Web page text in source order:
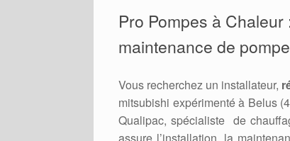
Pro Pompes à
maintenance de
Vous recherchez un installateur,
mitsubishi expérimenté à Belus
Qualipac, spécialiste de
assure l’installation, la